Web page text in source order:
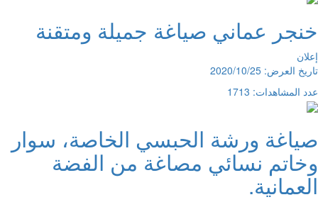
خنجر عماني صياغة جميلة ومتقنة
إعلان
تاريخ العرض: 2020/10/25
عدد المشاهدات: 1713
صياغة ورشة الحبسي الخاصة، سوار
وخاتم نسائي مصاغة من الفضة
العمانية.